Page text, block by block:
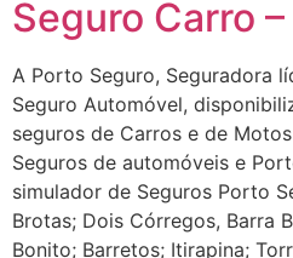
Seguro Carro
A Porto Seguro, Seguradora
Seguro Automóvel,
seguros de Carros e de
Seguros de automóveis e
simulador de Seguros Porto
Brotas; Dois Córregos, Barra
Bonito; Barretos; Itirapina;